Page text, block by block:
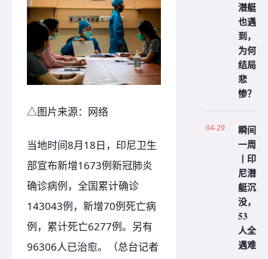
△图片来源：网络
当地时间8月18日，印尼卫生
部宣布新增1673例新冠肺炎
确诊病例，全国累计确诊
143043例，新增70例死亡病
例，累计死亡6277例。另有
96306人已治愈。（总台记者
潜艇
也遇
到，
为何
结局
悲
惨？
04-29
瞬间
一周
丨印
尼潜
艇沉
没，
53
人全
遇难